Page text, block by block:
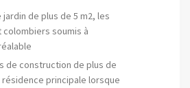
de plus de 5 m2, les
soumis à
de construction de plus de
résidence principale lorsque